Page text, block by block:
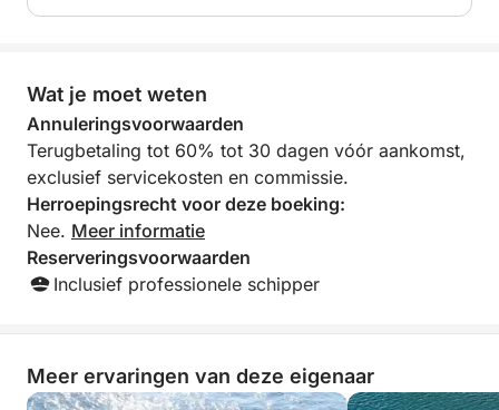
Waarom u er dol op zult zijn:
- Adrenalinerijke high-speed tocht van meer dan 10
knopen
- Adembenemende zonsondergangen langs de kust
- Activiteiten zoals suppen, snorkelen en zwemmen
- Ontspan met een aperitief terwijl de zon ondergaat
- Perfect voor sensatiezoekers en natuurliefhebbers
- Havenbelasting niet inbegrepen – € 10 per persoon
- Kapitein en brandstof inbegrepen
Wat je moet weten
Annuleringsvoorwaarden
Terugbetaling tot 60% tot 30 dagen vóór aankomst,
exclusief servicekosten en commissie.
Herroepingsrecht voor deze boeking:
Nee. Meer informatie
Reserveringsvoorwaarden
Inclusief professionele schipper
Meer ervaringen van deze eigenaar